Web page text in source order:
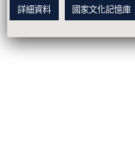
詳細資料 國家文化記憶庫